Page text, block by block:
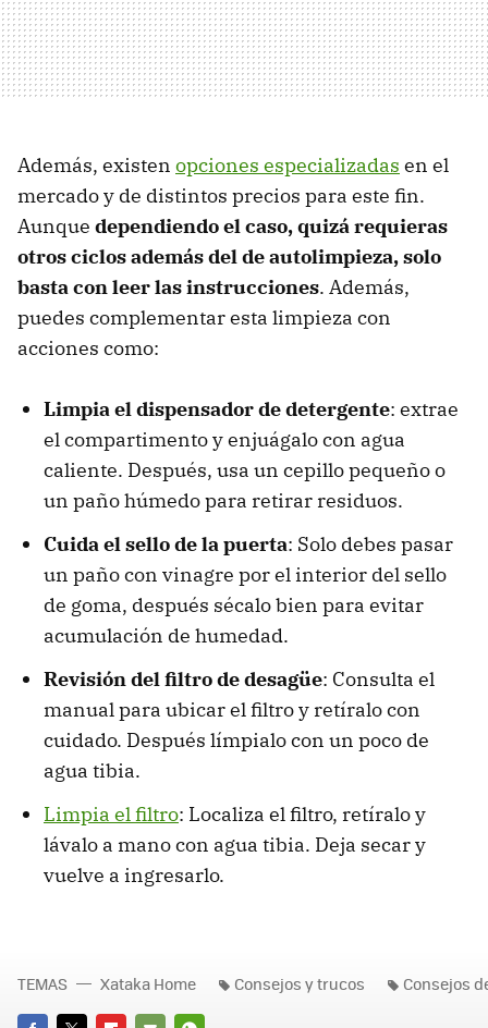
Además, existen opciones especializadas en el
mercado y de distintos precios para este fin.
Aunque dependiendo el caso, quizá requieras
otros ciclos además del de autolimpieza, solo
basta con leer las instrucciones. Además,
puedes complementar esta limpieza con
acciones como:
Limpia el dispensador de detergente: extrae
el compartimento y enjuágalo con agua
caliente. Después, usa un cepillo pequeño o
un paño húmedo para retirar residuos.
Cuida el sello de la puerta: Solo debes pasar
un paño con vinagre por el interior del sello
de goma, después sécalo bien para evitar
acumulación de humedad.
Revisión del filtro de desagüe: Consulta el
manual para ubicar el filtro y retíralo con
cuidado. Después límpialo con un poco de
agua tibia.
Limpia el filtro: Localiza el filtro, retíralo y
lávalo a mano con agua tibia. Deja secar y
vuelve a ingresarlo.
TEMAS Xataka Home Consejos y trucos Consejos